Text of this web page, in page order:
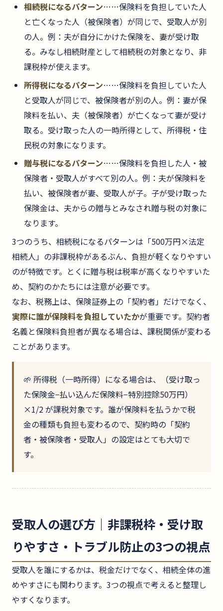
相続税になるパターン……保険料を負担していた人
と亡くなった人（被保険者）が同じで、受取人が別
の人。例：夫が自分にかけた保険を、妻が受け取
る。みなし相続財産として相続税の対象となり、非
課税枠が使えます。
所得税になるパターン……保険料を負担していた人
と受取人が同じで、被保険者が別の人。例：妻が保
険料を払い、夫（被保険者）が亡くなって妻が受け
取る。受け取った人の一時所得として、所得税・住
民税の対象になります。
贈与税になるパターン……保険料を負担した人・被
保険者・受取人がすべて別の人。例：夫が保険料を
払い、被保険者が妻、受取人が子。子が受け取った
保険金は、夫からの贈与とみなされ贈与税の対象に
なります。
3つのうち、相続税になるパターンは「500万円×法定
相続人」の非課税枠があるぶん、負担が軽くなりやすい
のが特徴です。とくに贈与税は税率が高くなりやすいた
め、契約のかたちには注意が必要です。
なお、税務上は、保険証券上の「契約者」だけでなく、
実際に誰が保険料を負担していたかが重要です。契約者
名義と保険料負担者が異なる場合は、課税関係が変わる
ことがあります。
🌱 所得税（一時所得）になる場合は、（受け取っ
た保険金−払い込んだ保険料−特別控除50万円）
×1/2 が課税対象です。誰が保険料を払うかで税
金の種類も負担も変わるので、契約時の「契約
者・被保険者・受取人」の設定はとても大切で
す。
受取人の選び方｜非課税枠・受け取
りやすさ・トラブル防止の3つの視点
受取人を誰にするかは、税金だけでなく、相続全体の進
めやすさにも関わります。3つの視点で考えると整理し
やすくなります。